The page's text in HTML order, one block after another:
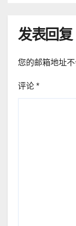
发表回复
您的邮箱地址不
评论 *